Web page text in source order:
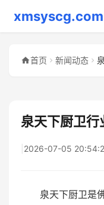
xmsyscg.com
首页 新闻动态
泉天下厨卫
2026-07-05
泉天下厨卫是